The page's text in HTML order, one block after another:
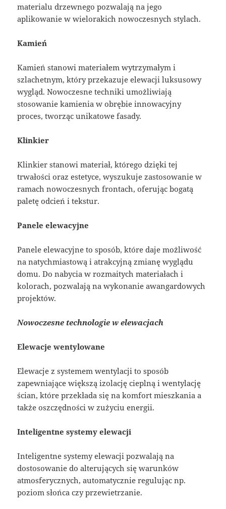
materialu drzewnego pozwalają na jego
aplikowanie w wielorakich nowoczesnych stylach.
Kamień
Kamień stanowi materiałem wytrzymałym i
szlachetnym, który przekazuje elewacji luksusowy
wygląd. Nowoczesne techniki umożliwiają
stosowanie kamienia w obrębie innowacyjny
proces, tworząc unikatowe fasady.
Klinkier
Klinkier stanowi materiał, którego dzięki tej
trwałości oraz estetyce, wyszukuje zastosowanie w
ramach nowoczesnych frontach, oferując bogatą
paletę odcień i tekstur.
Panele elewacyjne
Panele elewacyjne to sposób, które daje możliwość
na natychmiastową i atrakcyjną zmianę wyglądu
domu. Do nabycia w rozmaitych materiałach i
kolorach, pozwalają na wykonanie awangardowych
projektów.
Nowoczesne technologie w elewacjach
Elewacje wentylowane
Elewacje z systemem wentylacji to sposób
zapewniające większą izolację cieplną i wentylację
ścian, które przekłada się na komfort mieszkania a
także oszczędności w zużyciu energii.
Inteligentne systemy elewacji
Inteligentne systemy elewacji pozwalają na
dostosowanie do alterujących się warunków
atmosferycznych, automatycznie regulując np.
poziom słońca czy przewietrzanie.